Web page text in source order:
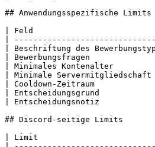
## Anwendungsspezifische Limits
| Feld
|
| Beschriftung des
| Bewerbungsfragen
| Minimales Kontenalter
| Minimale
| Cooldown-Zeitraum
| Entscheidungsgrund
| Entscheidungsnotiz
## Discord-seitige Limits
| Limit